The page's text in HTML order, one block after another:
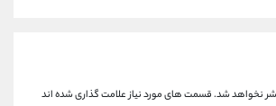
نخواهد شد.قسمت های مورد نیاز علامت گذاری شده اند